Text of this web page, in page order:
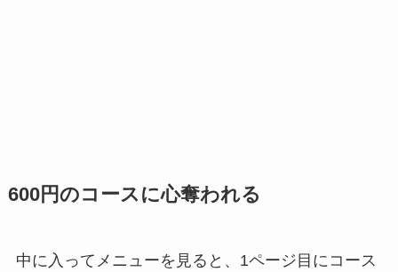
600円のコースに心奪われる
中に入ってメニューを見ると、1ページ目にコース